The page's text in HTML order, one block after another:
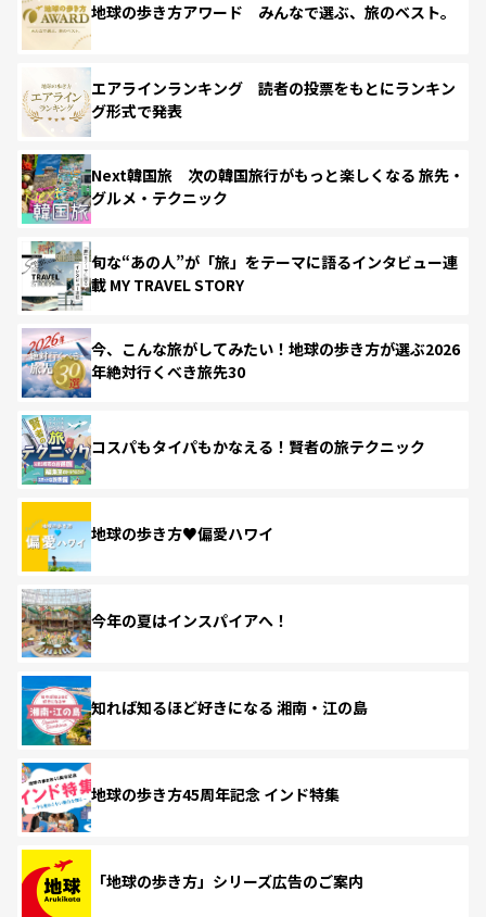
地球の歩き方アワード みんなで選ぶ、旅のベスト。
エアラインランキング 読者の投票をもとにランキン
グ形式で発表
Next韓国旅 次の韓国旅行がもっと楽しくなる 旅先・
グルメ・テクニック
旬な“あの人”が「旅」をテーマに語るインタビュー連
載 MY TRAVEL STORY
今、こんな旅がしてみたい！地球の歩き方が選ぶ2026
年絶対行くべき旅先30
コスパもタイパもかなえる！賢者の旅テクニック
地球の歩き方♥偏愛ハワイ
今年の夏はインスパイアへ！
知れば知るほど好きになる 湘南・江の島
地球の歩き方45周年記念 インド特集
「地球の歩き方」シリーズ広告のご案内